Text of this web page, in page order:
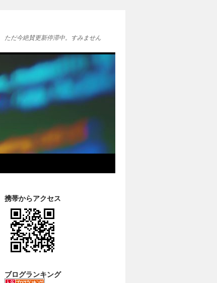
ただ今絶賛更新停滞中。すみません
携帯からアクセス
ブログランキング